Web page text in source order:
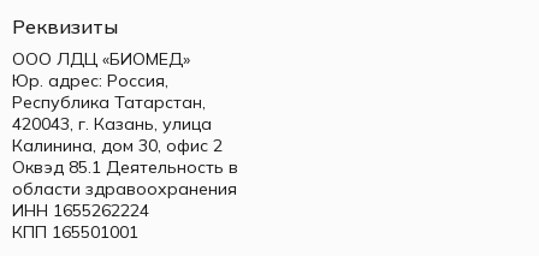
Реквизиты
ООО ЛДЦ «БИОМЕД»
Юр. адрес: Россия,
Республика Татарстан,
420043, г. Казань, улица
Калинина, дом 30, офис 2
Оквэд 85.1 Деятельность в
области здравоохранения
ИНН 1655262224
КПП 165501001